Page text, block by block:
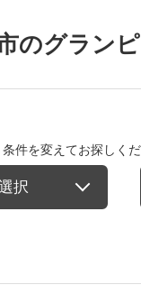
のグラン
件を変えてお探しくだ
択